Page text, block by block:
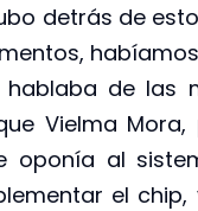
detrás de
hablaba de las
Vielma
oponía al
el